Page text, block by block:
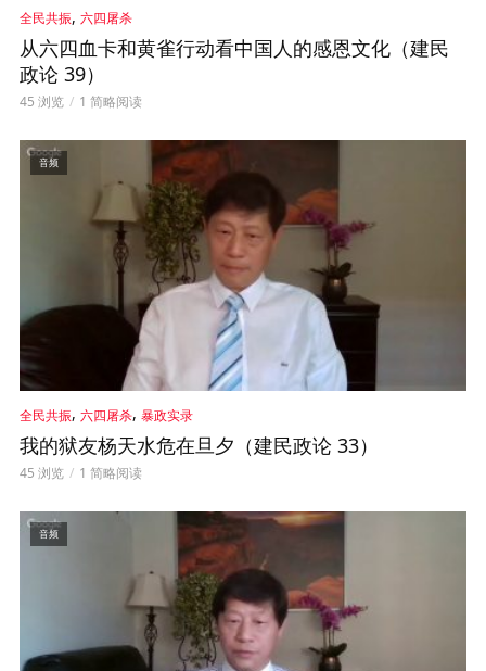
全民共振, 六四屠杀
从六四血卡和黄雀行动看中国人的感恩文化（建民
政论 39）
45 浏览 1 简略阅读
音频
全民共振, 六四屠杀, 暴政实录
我的狱友杨天水危在旦夕（建民政论 33）
45 浏览 1 简略阅读
音频